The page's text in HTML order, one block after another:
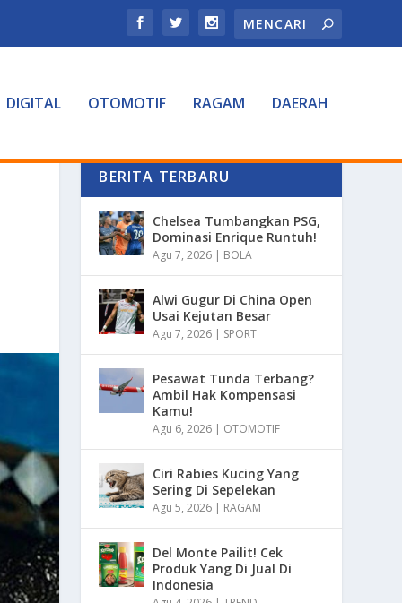
DIGITAL OTOMOTIF RAGAM DAERAH
BERITA TERBARU
Chelsea Tumbangkan PSG,
Dominasi Enrique Runtuh!
Agu 7, 2026 | BOLA
Alwi Gugur Di China Open
Usai Kejutan Besar
Agu 7, 2026 | SPORT
Pesawat Tunda Terbang?
Ambil Hak Kompensasi
Kamu!
Agu 6, 2026 | OTOMOTIF
Ciri Rabies Kucing Yang
Sering Di Sepelekan
Agu 5, 2026 | RAGAM
Del Monte Pailit! Cek
Produk Yang Di Jual Di
Indonesia